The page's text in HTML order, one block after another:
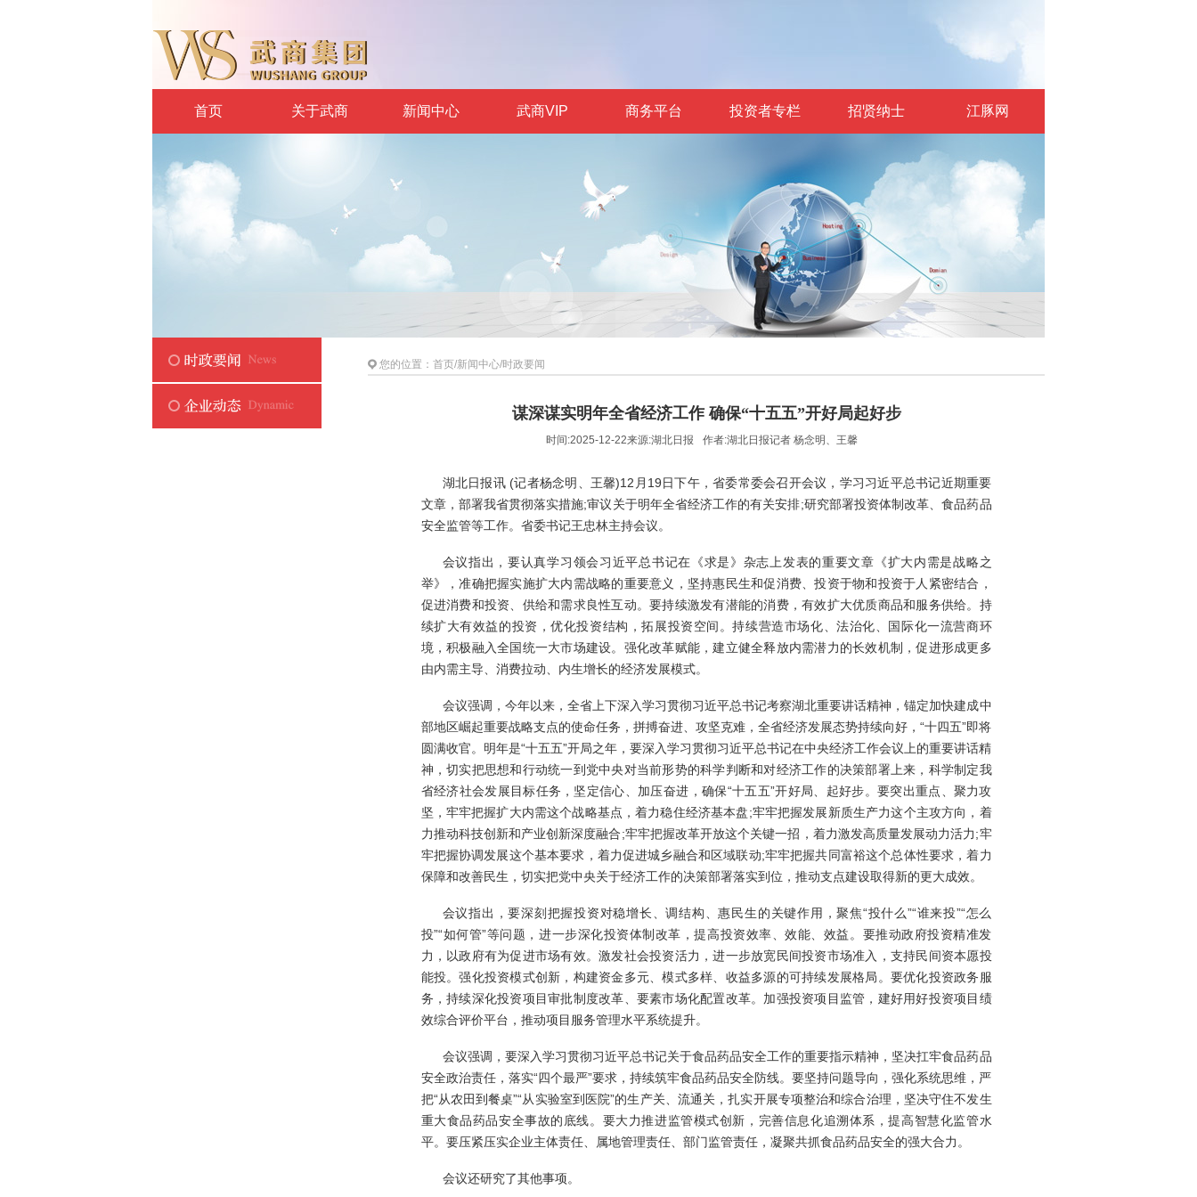
首页 关于武商 新闻中心 武商VIP 商务平台 投资者专栏 招贤纳士 江豚网
您的位置： 首页/新闻中心/时政要闻
谋深谋实明年全省经济工作 确保“十五五”开好局起好步
时间:2025-12-22来源:湖北日报 作者:湖北日报记者 杨念明、王馨
湖北日报讯 (记者杨念明、王馨)12月19日下午，省委常委会召开会议，学习习近平总书记近期重要
文章，部署我省贯彻落实措施;审议关于明年全省经济工作的有关安排;研究部署投资体制改革、食品药品
安全监管等工作。省委书记王忠林主持会议。
会议指出，要认真学习领会习近平总书记在《求是》杂志上发表的重要文章《扩大内需是战略之
举》，准确把握实施扩大内需战略的重要意义，坚持惠民生和促消费、投资于物和投资于人紧密结合，
促进消费和投资、供给和需求良性互动。要持续激发有潜能的消费，有效扩大优质商品和服务供给。持
续扩大有效益的投资，优化投资结构，拓展投资空间。持续营造市场化、法治化、国际化一流营商环
境，积极融入全国统一大市场建设。强化改革赋能，建立健全释放内需潜力的长效机制，促进形成更多
由内需主导、消费拉动、内生增长的经济发展模式。
会议强调，今年以来，全省上下深入学习贯彻习近平总书记考察湖北重要讲话精神，锚定加快建成中
部地区崛起重要战略支点的使命任务，拼搏奋进、攻坚克难，全省经济发展态势持续向好，“十四五”即将
圆满收官。明年是“十五五”开局之年，要深入学习贯彻习近平总书记在中央经济工作会议上的重要讲话精
神，切实把思想和行动统一到党中央对当前形势的科学判断和对经济工作的决策部署上来，科学制定我
省经济社会发展目标任务，坚定信心、加压奋进，确保“十五五”开好局、起好步。要突出重点、聚力攻
坚，牢牢把握扩大内需这个战略基点，着力稳住经济基本盘;牢牢把握发展新质生产力这个主攻方向，着
力推动科技创新和产业创新深度融合;牢牢把握改革开放这个关键一招，着力激发高质量发展动力活力;牢
牢把握协调发展这个基本要求，着力促进城乡融合和区域联动;牢牢把握共同富裕这个总体性要求，着力
保障和改善民生，切实把党中央关于经济工作的决策部署落实到位，推动支点建设取得新的更大成效。
会议指出，要深刻把握投资对稳增长、调结构、惠民生的关键作用，聚焦“投什么”“谁来投”“怎么
投”“如何管”等问题，进一步深化投资体制改革，提高投资效率、效能、效益。要推动政府投资精准发
力，以政府有为促进市场有效。激发社会投资活力，进一步放宽民间投资市场准入，支持民间资本愿投
能投。强化投资模式创新，构建资金多元、模式多样、收益多源的可持续发展格局。要优化投资政务服
务，持续深化投资项目审批制度改革、要素市场化配置改革。加强投资项目监管，建好用好投资项目绩
效综合评价平台，推动项目服务管理水平系统提升。
会议强调，要深入学习贯彻习近平总书记关于食品药品安全工作的重要指示精神，坚决扛牢食品药品
安全政治责任，落实“四个最严”要求，持续筑牢食品药品安全防线。要坚持问题导向，强化系统思维，严
把“从农田到餐桌”“从实验室到医院”的生产关、流通关，扎实开展专项整治和综合治理，坚决守住不发生
重大食品药品安全事故的底线。要大力推进监管模式创新，完善信息化追溯体系，提高智慧化监管水
平。要压紧压实企业主体责任、属地管理责任、部门监管责任，凝聚共抓食品药品安全的强大合力。
会议还研究了其他事项。